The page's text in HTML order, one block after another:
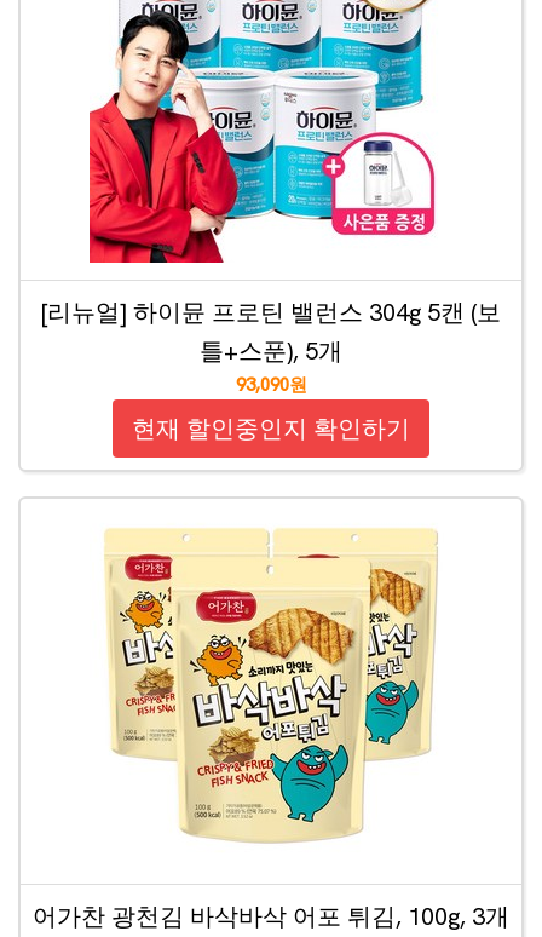
[리뉴얼] 하이뮨 프로틴 밸런스 304g 5캔 (보
틀+스푼), 5개
93,090원
현재 할인중인지 확인하기
어가찬 광천김 바삭바삭 어포 튀김, 100g, 3개